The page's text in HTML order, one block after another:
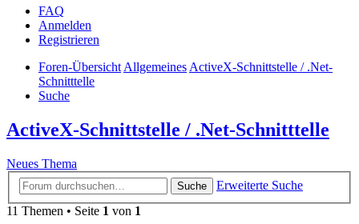
FAQ
Anmelden
Registrieren
Foren-ÜbersichtAllgemeinesActiveX-Schnittstelle / .Net-
Schnitttelle
Suche
ActiveX-Schnittstelle / .Net-Schnitttelle
Neues Thema
Suche
Erweiterte Suche
11 Themen • Seite 1 von 1